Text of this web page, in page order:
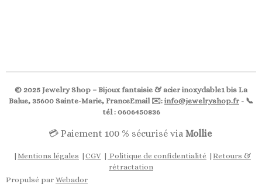
© 2025 Jewelry Shop – Bijoux fantaisie & acier inoxydable1 bis La
Balue, 35600 Sainte-Marie, FranceEmail ✉️: info@jewelryshop.fr- 📞
tél : 0606450836
💳 Paiement 100 % sécurisé via Mollie
| Mentions légales | CGV | Politique de confidentialité | Retours &
rétractation
Propulsé par Webador